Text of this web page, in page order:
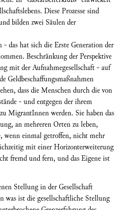
Diese Prozesse sind
bilden zwei Säulen der
das hat sich die Erste Generation der
Beschränkung der Perspektive
mit der Aufnahmegesellschaft - auf
Geldbeschaffungsmaßnahmen
dass die Menschen durch die von
- und entgegen der ihrem
MigrantInnen werden. Sie haben das
an mehreren Orten zu leben,
wenn einmal getroffen, nicht mehr
mit einer Horizonterweiterung
fremd und fern, und das Eigene ist
Stellung in der Gesellschaft
was ist die gesellschaftliche Stellung